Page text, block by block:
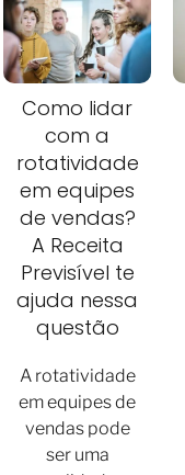
Como lidar
com a
rotatividade
em equipes
de vendas?
A Receita
Previsível te
ajuda nessa
questão
A rotatividade
em equipes de
vendas pode
ser uma